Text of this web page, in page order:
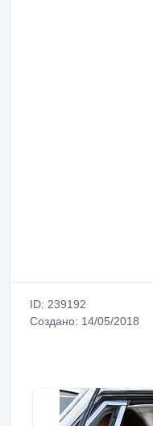
ID: 239192
Создано: 14/05/2018